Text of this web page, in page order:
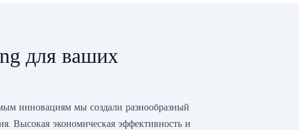
для ваших
инновациям мы создали разнообразный
Высокая экономическая эффективность и